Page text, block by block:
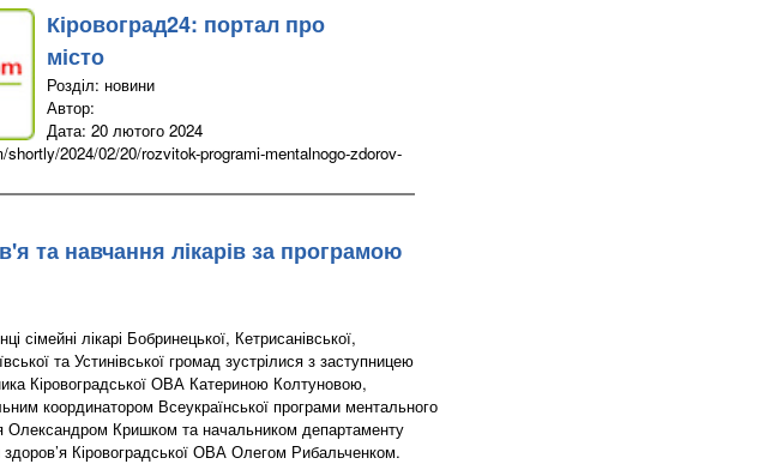
Кіровоград24: портал про
місто
Розділ: новини
Автор:
Дата: 20 лютого 2024
2024/02/20/rozvitok-programi-mentalnogo-zdorov-
та навчання лікарів за програмою
сімейні лікарі Бобринецької, Кетрисанівської,
та Устинівської громад зустрілися з заступницею
Кіровоградської ОВА Катериною Колтуновою,
координатором Всеукраїнської програми ментального
Олександром Кришком та начальником департаменту
Кіровоградської ОВА Олегом Рибальченком.